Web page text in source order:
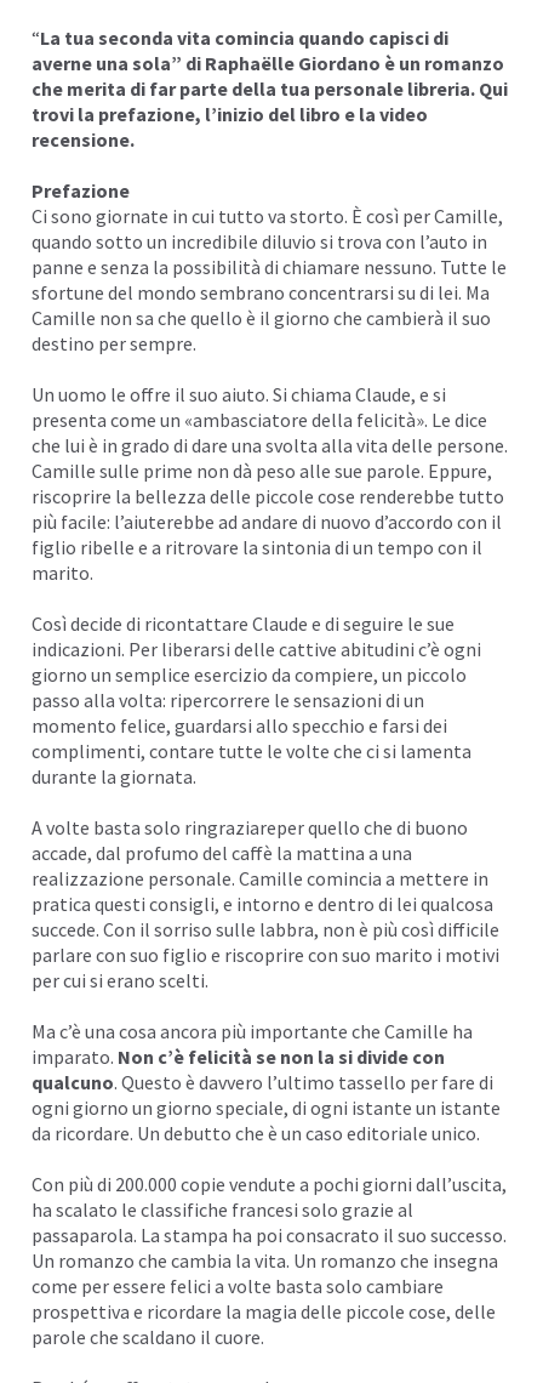
“La tua seconda vita comincia quando capisci di
averne una sola” di Raphaëlle Giordano è un romanzo
che merita di far parte della tua personale libreria. Qui
trovi la prefazione, l’inizio del libro e la video
recensione.
Prefazione
Ci sono giornate in cui tutto va storto. È così per Camille,
quando sotto un incredibile diluvio si trova con l’auto in
panne e senza la possibilità di chiamare nessuno. Tutte le
sfortune del mondo sembrano concentrarsi su di lei. Ma
Camille non sa che quello è il giorno che cambierà il suo
destino per sempre.
Un uomo le offre il suo aiuto. Si chiama Claude, e si
presenta come un «ambasciatore della felicità». Le dice
che lui è in grado di dare una svolta alla vita delle persone.
Camille sulle prime non dà peso alle sue parole. Eppure,
riscoprire la bellezza delle piccole cose renderebbe tutto
più facile: l’aiuterebbe ad andare di nuovo d’accordo con il
figlio ribelle e a ritrovare la sintonia di un tempo con il
marito.
Così decide di ricontattare Claude e di seguire le sue
indicazioni. Per liberarsi delle cattive abitudini c’è ogni
giorno un semplice esercizio da compiere, un piccolo
passo alla volta: ripercorrere le sensazioni di un
momento felice, guardarsi allo specchio e farsi dei
complimenti, contare tutte le volte che ci si lamenta
durante la giornata.
A volte basta solo ringraziareper quello che di buono
accade, dal profumo del caffè la mattina a una
realizzazione personale. Camille comincia a mettere in
pratica questi consigli, e intorno e dentro di lei qualcosa
succede. Con il sorriso sulle labbra, non è più così difficile
parlare con suo figlio e riscoprire con suo marito i motivi
per cui si erano scelti.
Ma c’è una cosa ancora più importante che Camille ha
imparato. Non c’è felicità se non la si divide con
qualcuno. Questo è davvero l’ultimo tassello per fare di
ogni giorno un giorno speciale, di ogni istante un istante
da ricordare. Un debutto che è un caso editoriale unico.
Con più di 200.000 copie vendute a pochi giorni dall’uscita,
ha scalato le classifiche francesi solo grazie al
passaparola. La stampa ha poi consacrato il suo successo.
Un romanzo che cambia la vita. Un romanzo che insegna
come per essere felici a volte basta solo cambiare
prospettiva e ricordare la magia delle piccole cose, delle
parole che scaldano il cuore.